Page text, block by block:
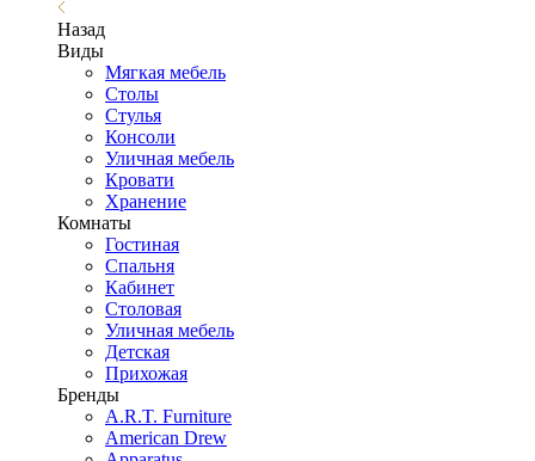
Назад
Виды
Мягкая мебель
Столы
Стулья
Консоли
Уличная мебель
Кровати
Хранение
Комнаты
Гостиная
Спальня
Кабинет
Столовая
Уличная мебель
Детская
Прихожая
Бренды
A.R.T. Furniture
American Drew